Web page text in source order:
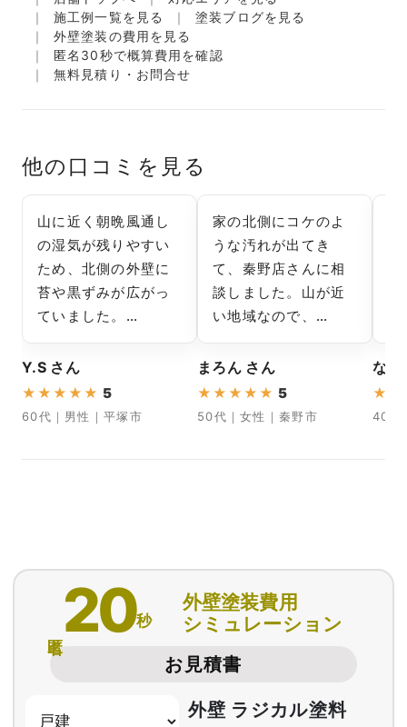
施工例一覧を見る
塗装ブログを見る
外壁塗装の費用を見る
匿名30秒で概算費用を確認
無料見積り・お問合せ
他の口コミを見る
山に近く朝晩風通し
の湿気が残りやすい
ため、北側の外壁に
苔や黒ずみが広がっ
ていました。…
Y.S さん
★ ★ ★ ★ ★ 5
60代｜男性｜平塚市
家の北側にコケのよ
うな汚れが出てき
て、秦野店さんに相
談しました。山が近
い地域なので、…
まろん さん
★ ★ ★ ★ ★ 5
50代｜女性｜秦野市
なつ
★
40代
20秒
外壁塗装費用
シミュレーション
お見積書
外壁 ラジカル塗料